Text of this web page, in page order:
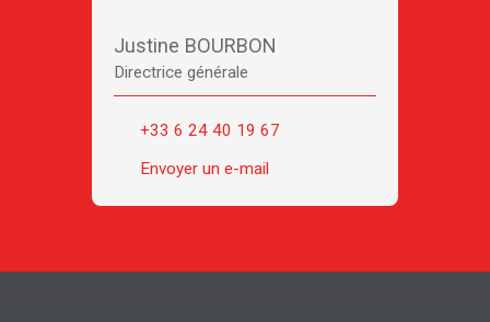
Justine BOURBON
Directrice générale
+33 6 24 40 19 67
Envoyer un e-mail